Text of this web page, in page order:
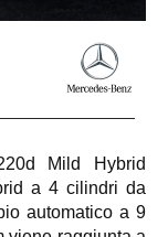
Mild Hybrid
a 4 cilindri da
automatico a 9